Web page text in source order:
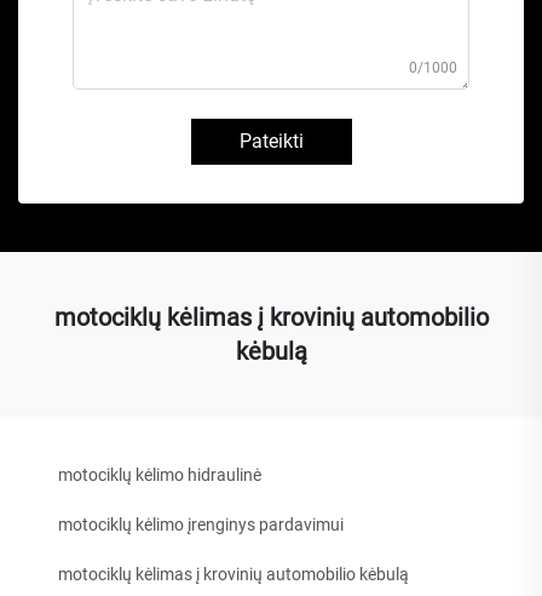
0/1000
Pateikti
motociklų kėlimas į krovinių automobilio
kėbulą
motociklų kėlimo hidraulinė
motociklų kėlimo įrenginys pardavimui
motociklų kėlimas į krovinių automobilio kėbulą